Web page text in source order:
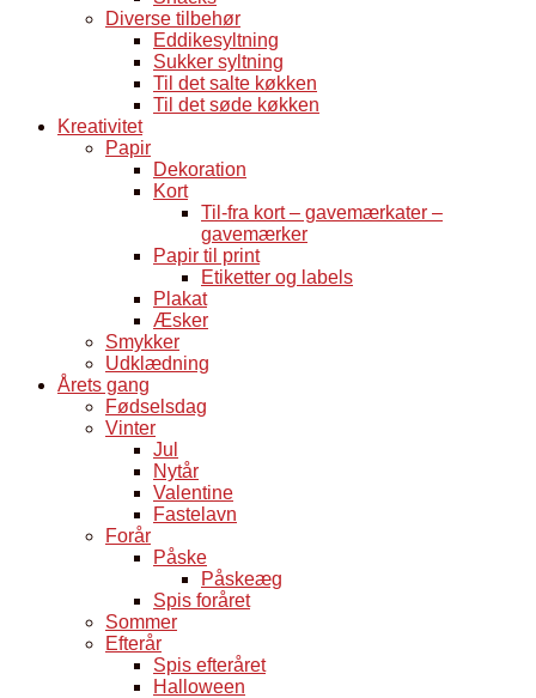
Diverse tilbehør
Eddikesyltning
Sukker syltning
Til det salte køkken
Til det søde køkken
Kreativitet
Papir
Dekoration
Kort
Til-fra kort – gavemærkater –
gavemærker
Papir til print
Etiketter og labels
Plakat
Æsker
Smykker
Udklædning
Årets gang
Fødselsdag
Vinter
Jul
Nytår
Valentine
Fastelavn
Forår
Påske
Påskeæg
Spis foråret
Sommer
Efterår
Spis efteråret
Halloween